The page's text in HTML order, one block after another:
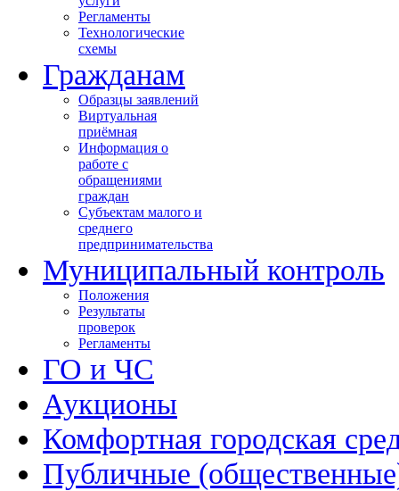
Регламенты
Технологические
схемы
Гражданам
Образцы заявлений
Виртуальная
приёмная
Информация о
работе с
обращениями
граждан
Субъектам малого и
среднего
предпринимательства
Муниципальный контроль
Положения
Результаты
проверок
Регламенты
ГО и ЧС
Аукционы
Комфортная городская
Публичные